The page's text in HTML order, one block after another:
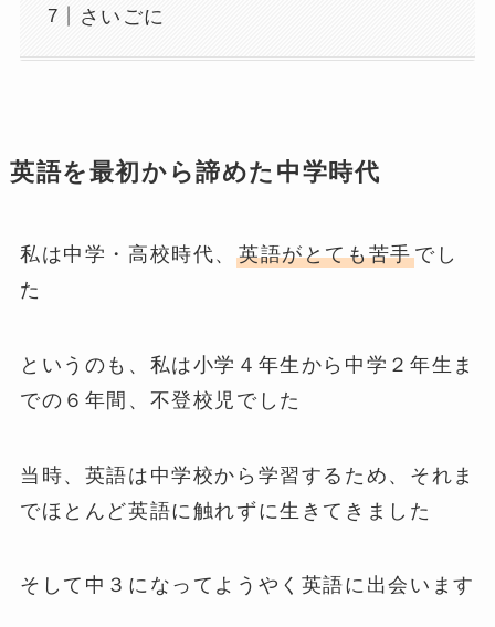
さいごに
英語を最初から諦めた中学時代
私は中学・高校時代、英語がとても苦手でし
た
というのも、私は小学４年生から中学２年生ま
での６年間、不登校児でした
当時、英語は中学校から学習するため、それま
でほとんど英語に触れずに生きてきました
そして中３になってようやく英語に出会います